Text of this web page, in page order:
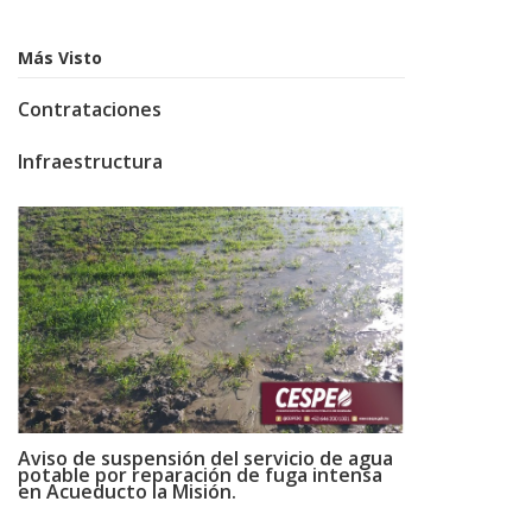
Más Visto
Contrataciones
Infraestructura
Aviso de suspensión del servicio de agua
potable por reparación de fuga intensa
en Acueducto la Misión.